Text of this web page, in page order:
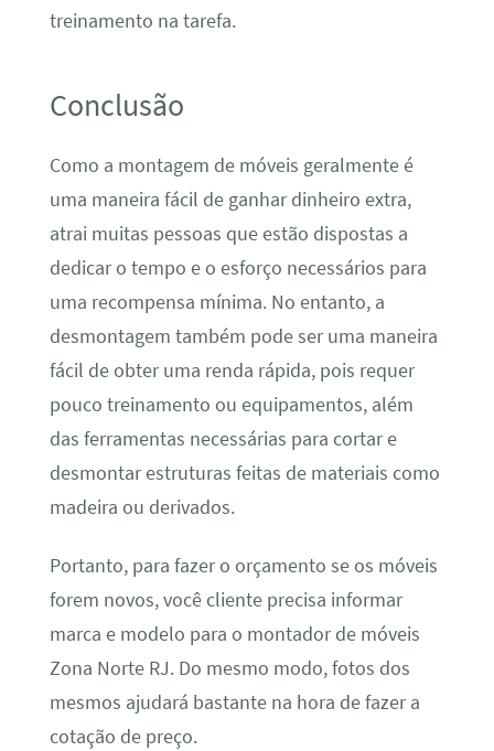
treinamento na tarefa.
Conclusão
Como a montagem de móveis geralmente é
uma maneira fácil de ganhar dinheiro extra,
atrai muitas pessoas que estão dispostas a
dedicar o tempo e o esforço necessários para
uma recompensa mínima. No entanto, a
desmontagem também pode ser uma maneira
fácil de obter uma renda rápida, pois requer
pouco treinamento ou equipamentos, além
das ferramentas necessárias para cortar e
desmontar estruturas feitas de materiais como
madeira ou derivados.
Portanto, para fazer o orçamento se os móveis
forem novos, você cliente precisa informar
marca e modelo para o montador de móveis
Zona Norte RJ. Do mesmo modo, fotos dos
mesmos ajudará bastante na hora de fazer a
cotação de preço.